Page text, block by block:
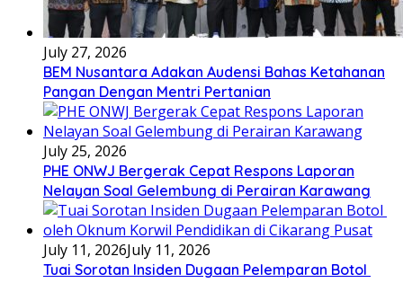
July 27, 2026
BEM Nusantara Adakan Audensi Bahas Ketahanan
Pangan Dengan Mentri Pertanian
July 25, 2026
PHE ONWJ Bergerak Cepat Respons Laporan
Nelayan Soal Gelembung di Perairan Karawang
July 11, 2026July 11, 2026
Tuai Sorotan Insiden Dugaan Pelemparan Botol